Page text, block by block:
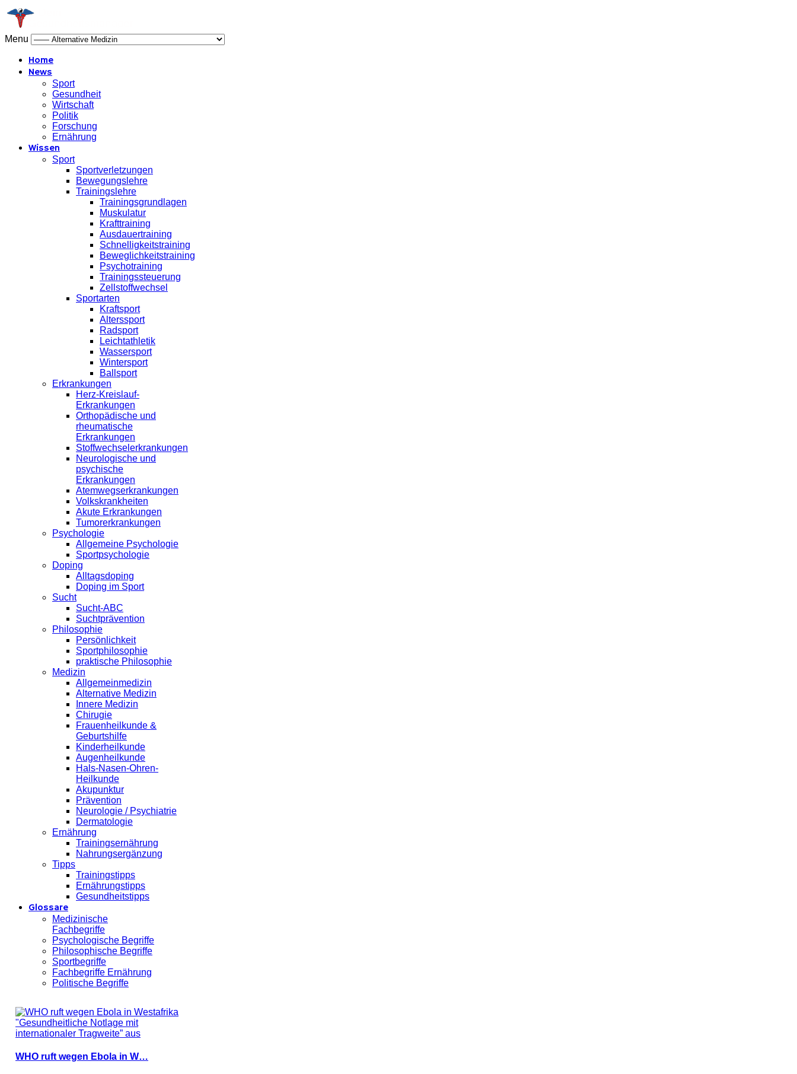
Menu
Home
News
Sport
Gesundheit
Wirtschaft
Politik
Forschung
Ernährung
Wissen
Sport
Sportverletzungen
Bewegungslehre
Trainingslehre
Trainingsgrundlagen
Muskulatur
Krafttraining
Ausdauertraining
Schnelligkeitstraining
Beweglichkeitstraining
Psychotraining
Trainingssteuerung
Zellstoffwechsel
Sportarten
Kraftsport
Alterssport
Radsport
Leichtathletik
Wassersport
Wintersport
Ballsport
Erkrankungen
Herz-Kreislauf-
Erkrankungen
Orthopädische und
rheumatische
Erkrankungen
Stoffwechselerkrankungen
Neurologische und
psychische
Erkrankungen
Atemwegserkrankungen
Volkskrankheiten
Akute Erkrankungen
Tumorerkrankungen
Psychologie
Allgemeine Psychologie
Sportpsychologie
Doping
Alltagsdoping
Doping im Sport
Sucht
Sucht-ABC
Suchtprävention
Philosophie
Persönlichkeit
Sportphilosophie
praktische Philosophie
Medizin
Allgemeinmedizin
Alternative Medizin
Innere Medizin
Chirugie
Frauenheilkunde &
Geburtshilfe
Kinderheilkunde
Augenheilkunde
Hals-Nasen-Ohren-
Heilkunde
Akupunktur
Prävention
Neurologie / Psychiatrie
Dermatologie
Ernährung
Trainingsernährung
Nahrungsergänzung
Tipps
Trainingstipps
Ernährungstipps
Gesundheitstipps
Glossare
Medizinische
Fachbegriffe
Psychologische Begriffe
Philosophische Begriffe
Sportbegriffe
Fachbegriffe Ernährung
Politische Begriffe
WHO ruft wegen Ebola in W…